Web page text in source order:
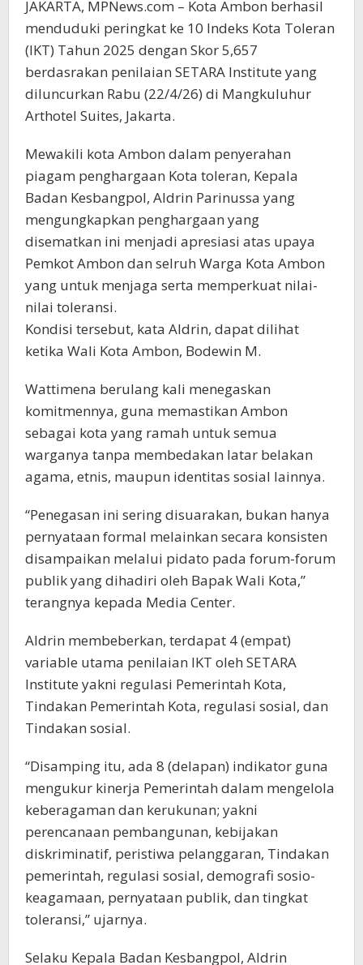
JAKARTA, MPNews.com – Kota Ambon berhasil
menduduki peringkat ke 10 Indeks Kota Toleran
(IKT) Tahun 2025 dengan Skor 5,657
berdasrakan penilaian SETARA Institute yang
diluncurkan Rabu (22/4/26) di Mangkuluhur
Arthotel Suites, Jakarta.
Mewakili kota Ambon dalam penyerahan
piagam penghargaan Kota toleran, Kepala
Badan Kesbangpol, Aldrin Parinussa yang
mengungkapkan penghargaan yang
disematkan ini menjadi apresiasi atas upaya
Pemkot Ambon dan selruh Warga Kota Ambon
yang untuk menjaga serta memperkuat nilai-
nilai toleransi.
Kondisi tersebut, kata Aldrin, dapat dilihat
ketika Wali Kota Ambon, Bodewin M.
Wattimena berulang kali menegaskan
komitmennya, guna memastikan Ambon
sebagai kota yang ramah untuk semua
warganya tanpa membedakan latar belakan
agama, etnis, maupun identitas sosial lainnya.
“Penegasan ini sering disuarakan, bukan hanya
pernyataan formal melainkan secara konsisten
disampaikan melalui pidato pada forum-forum
publik yang dihadiri oleh Bapak Wali Kota,”
terangnya kepada Media Center.
Aldrin membeberkan, terdapat 4 (empat)
variable utama penilaian IKT oleh SETARA
Institute yakni regulasi Pemerintah Kota,
Tindakan Pemerintah Kota, regulasi sosial, dan
Tindakan sosial.
“Disamping itu, ada 8 (delapan) indikator guna
mengukur kinerja Pemerintah dalam mengelola
keberagaman dan kerukunan; yakni
perencanaan pembangunan, kebijakan
diskriminatif, peristiwa pelanggaran, Tindakan
pemerintah, regulasi sosial, demografi sosio-
keagamaan, pernyataan publik, dan tingkat
toleransi,” ujarnya.
Selaku Kepala Badan Kesbangpol, Aldrin